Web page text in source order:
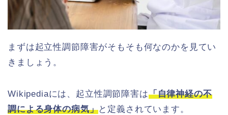
まずは起立性調節障害がそもそも何なのかを見てい
きましょう。
Wikipediaには、起立性調節障害は「自律神経の不
調による身体の病気」と定義されています。